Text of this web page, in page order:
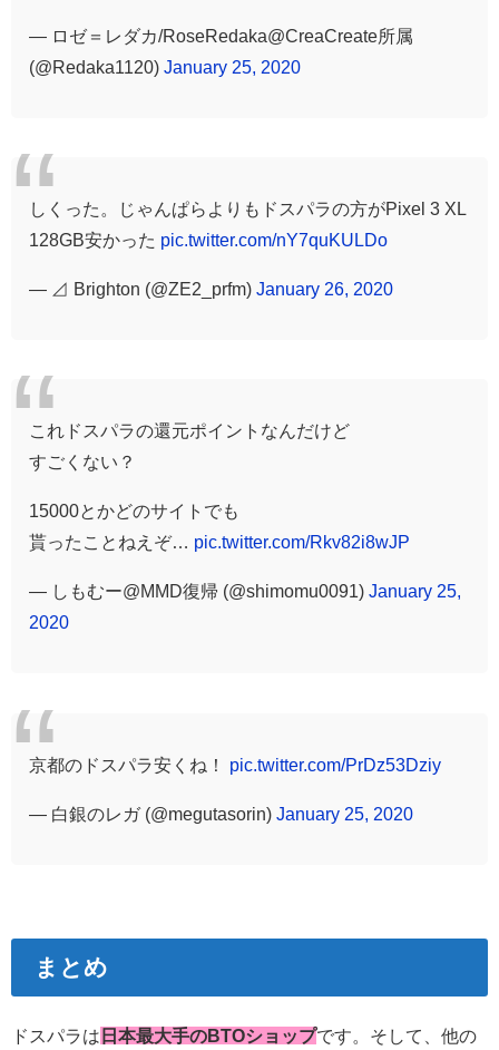
— ロゼ＝レダカ/RoseRedaka@CreaCreate所属
(@Redaka1120) January 25, 2020
しくった。じゃんぱらよりもドスパラの方がPixel 3 XL
128GB安かった pic.twitter.com/nY7quKULDo
— ⊿ Brighton (@ZE2_prfm) January 26, 2020
これドスパラの還元ポイントなんだけど
すごくない？
15000とかどのサイトでも
貰ったことねえぞ… pic.twitter.com/Rkv82i8wJP
— しもむー@MMD復帰 (@shimomu0091) January 25,
2020
京都のドスパラ安くね！ pic.twitter.com/PrDz53Dziy
— 白銀のレガ (@megutasorin) January 25, 2020
まとめ
ドスパラは 日本最大手のBTOショップです。そして、他の